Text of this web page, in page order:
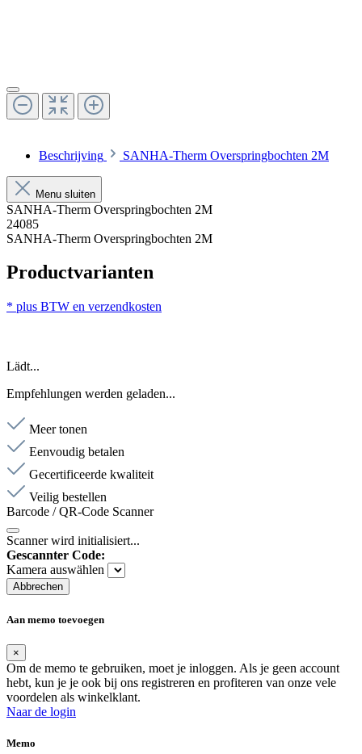
Beschrijving SANHA-Therm Overspringbochten 2M
Menu sluiten
SANHA-Therm Overspringbochten 2M
24085
SANHA-Therm Overspringbochten 2M
Productvarianten
* plus BTW en verzendkosten
Lädt...
Empfehlungen werden geladen...
Meer tonen
Eenvoudig betalen
Gecertificeerde kwaliteit
Veilig bestellen
Barcode / QR-Code Scanner
Scanner wird initialisiert...
Gescannter Code:
Kamera auswählen
Abbrechen
Aan memo toevoegen
×
Om de memo te gebruiken, moet je inloggen. Als je geen account
hebt, kun je je ook bij ons registreren en profiteren van onze vele
voordelen als winkelklant.
Naar de login
Memo